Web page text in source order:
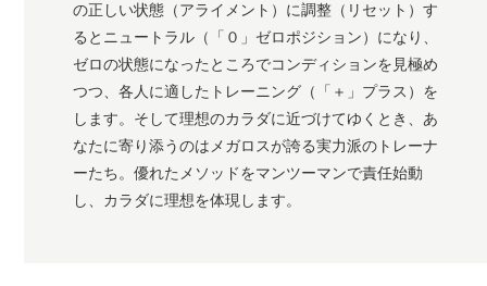
の正しい状態（アライメント）に調整（リセット）す
るとニュートラル（「０」ゼロポジション）になり、
ゼロの状態になったところでコンディションを見極め
つつ、各人に適したトレーニング（「＋」プラス）を
します。そして理想のカラダに近づけてゆくとき、あ
なたに寄り添うのはメガロスが誇る実力派のトレーナ
ーたち。優れたメソッドをマンツーマンで責任始動
し、カラダに理想を体現します。